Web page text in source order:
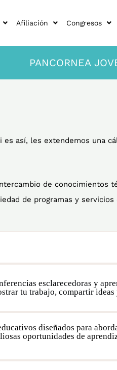
Afiliación Congresos
PANCORNEA
así, les extendemos una
de
de programas y
esclarecedoras y
tu trabajo, compartir
diseñados para
oportunidades de